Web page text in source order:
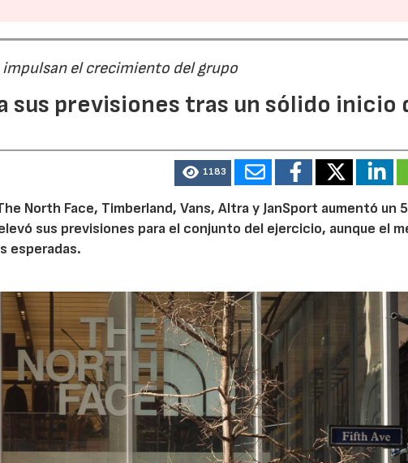
el crecimiento del grupo
sus previsiones tras un sólido inicio
1183
North Face, Timberland, Vans, Altra y JanSport aumentó un
sus previsiones para el conjunto del ejercicio, aunque el
esperadas.